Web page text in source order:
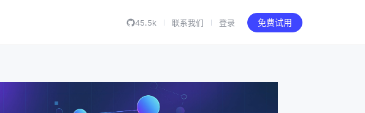
45.5k 联系我们 登录 免费试用